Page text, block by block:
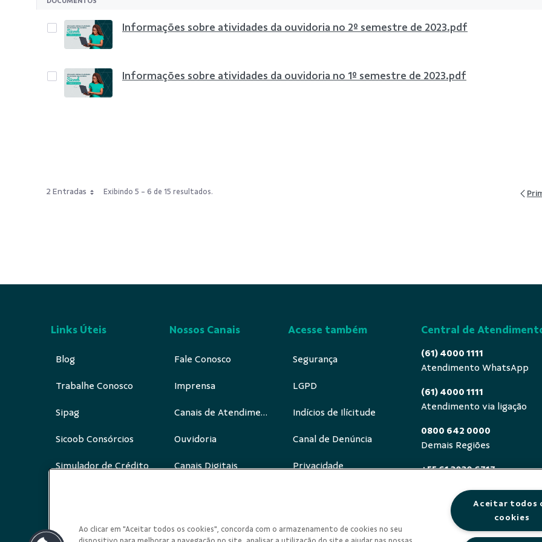
Informações sobre atividades da ouvidoria no 2º semestre de 2023.pdf
Informações sobre atividades da ouvidoria no 1º semestre de 2023.pdf
2 Entradas Exibindo 5 - 6 de 15 resultados.
Links Úteis
Blog
Trabalhe Conosco
Sipag
Sicoob Consórcios
Simulador de Crédito
Nossos Canais
Fale Conosco
Imprensa
Canais de Atendimento
Ouvidoria
Canais Digitais
Acesse também
Segurança
LGPD
Indícios de Ilícitude
Canal de Denúncia
Privacidade
Redes Sociais
Central de
(61) 4000 1111
Atendimento WhatsApp
(61) 4000 1111
Atendimento via ligação
0800 642 0000
Demais Regiões
+55 61 3030 6717
0800 940 0458
Deficientes auditivos ou de
segunda a sexta, das 8h às
Ao clicar em "Aceitar todos os cookies", concorda com o armazenamento de cookies no seu
dispositivo para melhorar a navegação no site, analisar a utilização do site e ajudar nas nossas
Aceitar todos
cookies